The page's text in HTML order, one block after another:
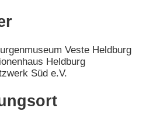
Veste Heldburg
Heldburg
Süd e.V.